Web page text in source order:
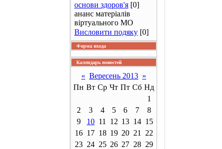
основи здоров'я [0]
ананс матеріалів
віртуального МО
Висловити подяку [0]
Форма входа
Календарь новостей
« Вересень 2013 »
Пн Вт Ср Чт Пт Сб Нд
1
2
3 4 5 6 7
8
9
10 11 12 13 14 15
16 17 18 19 20 21
22
23 24 25 26 27 28 29